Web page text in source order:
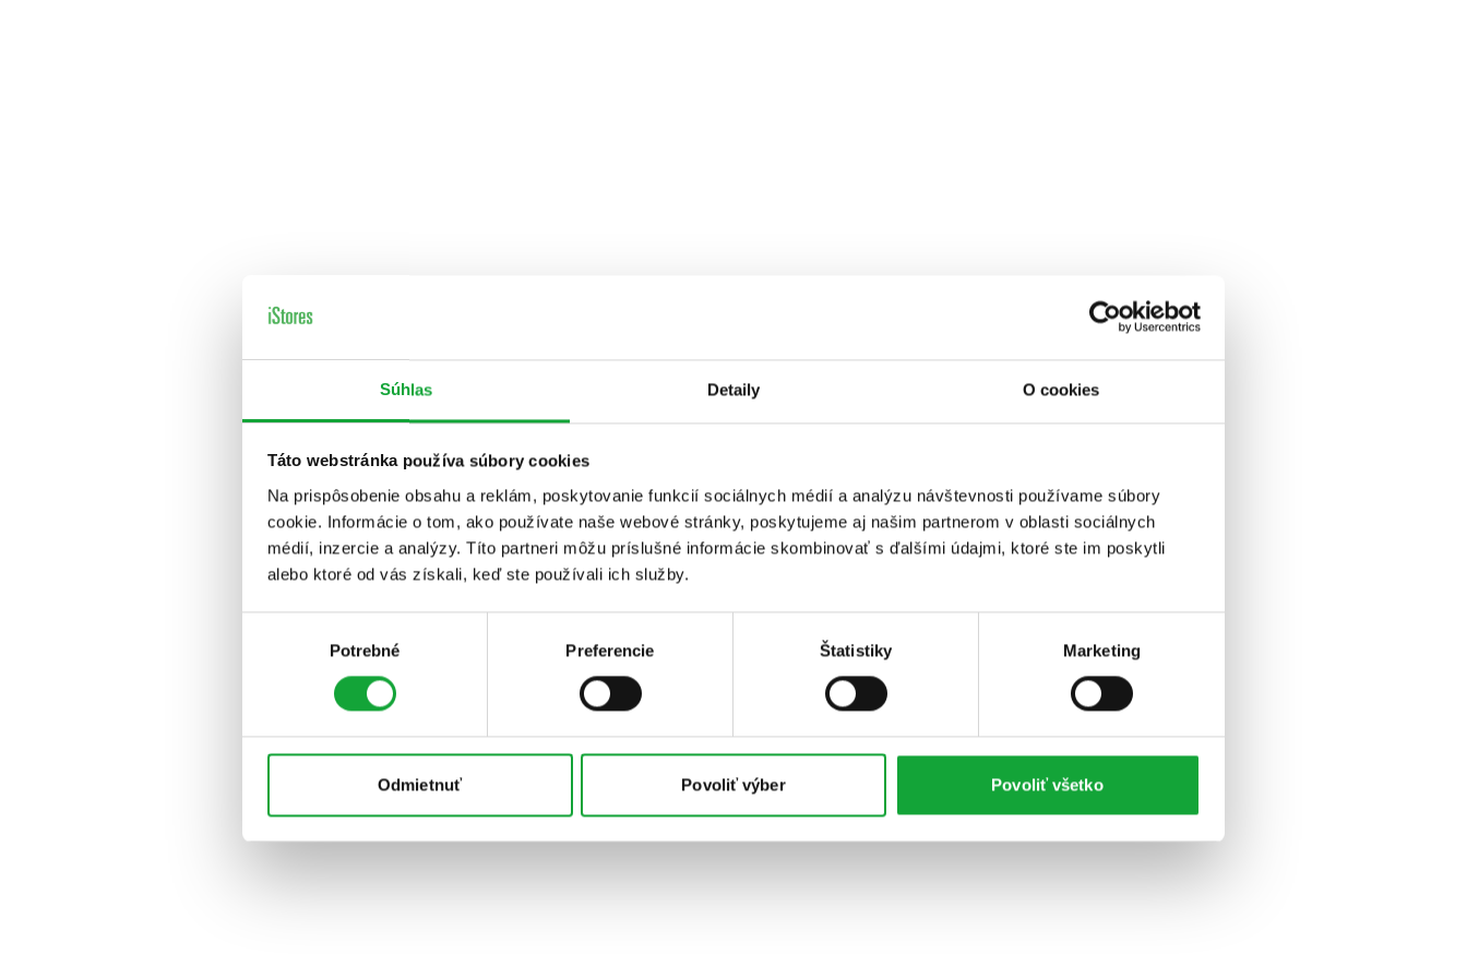
Súhlas Detaily O cookies
Táto webstránka používa súbory cookies
Na prispôsobenie obsahu a reklám, poskytovanie funkcií sociálnych médií a analýzu návštevnosti používame súbory
cookie. Informácie o tom, ako používate naše webové stránky, poskytujeme aj našim partnerom v oblasti sociálnych
médií, inzercie a analýzy. Títo partneri môžu príslušné informácie skombinovať s ďalšími údajmi, ktoré ste im poskytli
alebo ktoré od vás získali, keď ste používali ich služby.
Potrebné Preferencie Štatistiky Marketing
Odmietnuť Povoliť výber Povoliť všetko